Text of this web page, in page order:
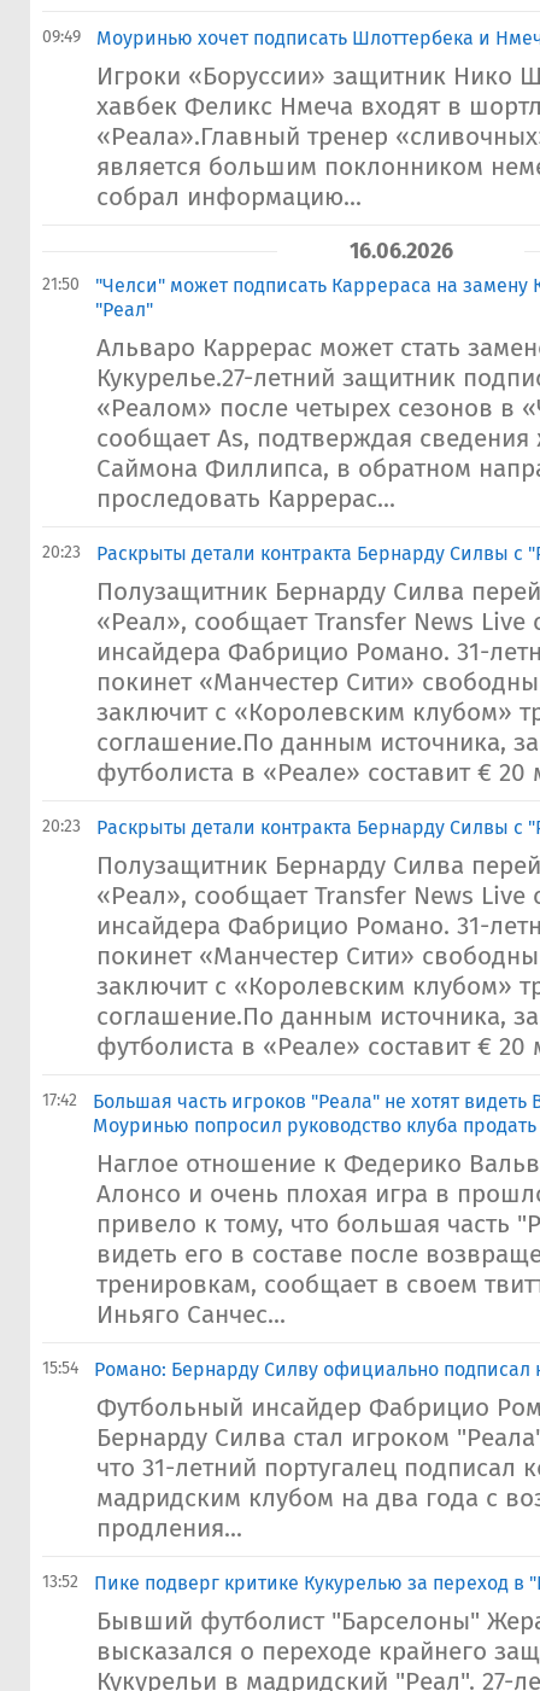
09:49 Моуринью хочет подписать Шлоттербека и
Игроки «Боруссии» защитник Нико
хавбек Феликс Нмеча входят в
«Реала».Главный тренер
является большим поклонником
собрал информацию...
16.06.2026
21:50
"Челси" может подписать Каррераса на замену
"Реал"
Альваро Каррерас может стать
Кукурелье.27-летний защитник
«Реалом» после четырех сезонов в
сообщает As, подтверждая сведения
Саймона Филлипса, в обратном
проследовать Каррерас...
20:23 Раскрыты детали контракта Бернарду Силвы с
Полузащитник Бернарду Силва
«Реал», сообщает Transfer News Live
инсайдера Фабрицио Романо. 31-
покинет «Манчестер Сити»
заключит с «Королевским клубом»
соглашение.По данным источника,
футболиста в «Реале» составит € 20
20:23 Раскрыты детали контракта Бернарду Силвы с
Полузащитник Бернарду Силва
«Реал», сообщает Transfer News Live
инсайдера Фабрицио Романо. 31-
покинет «Манчестер Сити»
заключит с «Королевским клубом»
соглашение.По данным источника,
футболиста в «Реале» составит € 20
17:42
Большая часть игроков "Реала" не хотят видеть
Моуринью попросил руководство клуба продать
Наглое отношение к Федерико
Алонсо и очень плохая игра в
привело к тому, что большая часть
видеть его в составе после
тренировкам, сообщает в своем
Иньяго Санчес...
15:54 Романо: Бернарду Силву официально подписал
Футбольный инсайдер Фабрицио
Бернарду Силва стал игроком
что 31-летний португалец подписал
мадридским клубом на два года с
продления...
13:52 Пике подверг критике Кукурелью за переход в
Бывший футболист "Барселоны"
высказался о переходе крайнего
Кукурельи в мадридский "Реал". 27-